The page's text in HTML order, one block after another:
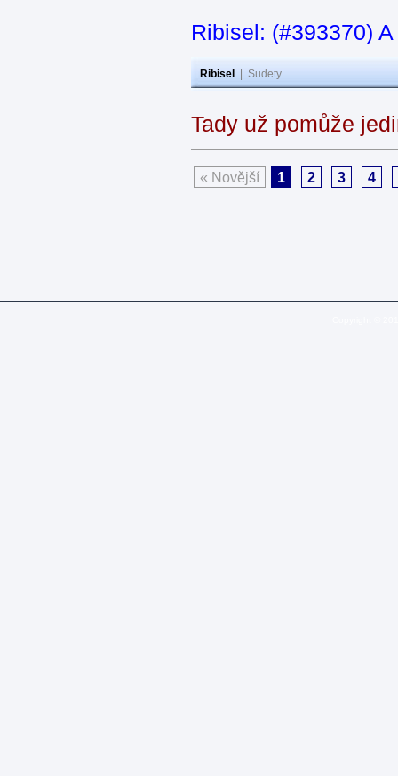
Ribisel: (#393370)
Ribisel Sudety
Tady už pomůže
« Novější 1 2 3 4